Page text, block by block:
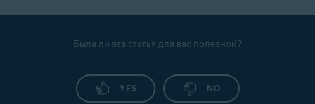
Была ли эта статья для вас полезной?
YES NO